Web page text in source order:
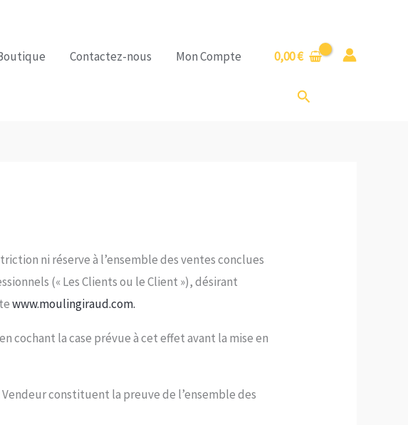
Contactez-nous Mon Compte 0,00€
Rechercher
ni réserve à l’ensemble des ventes conclues
(« Les Clients ou le Client »), désirant
www.moulingiraud.com.
cochant la case prévue à cet effet avant la mise en
constituent la preuve de l’ensemble des